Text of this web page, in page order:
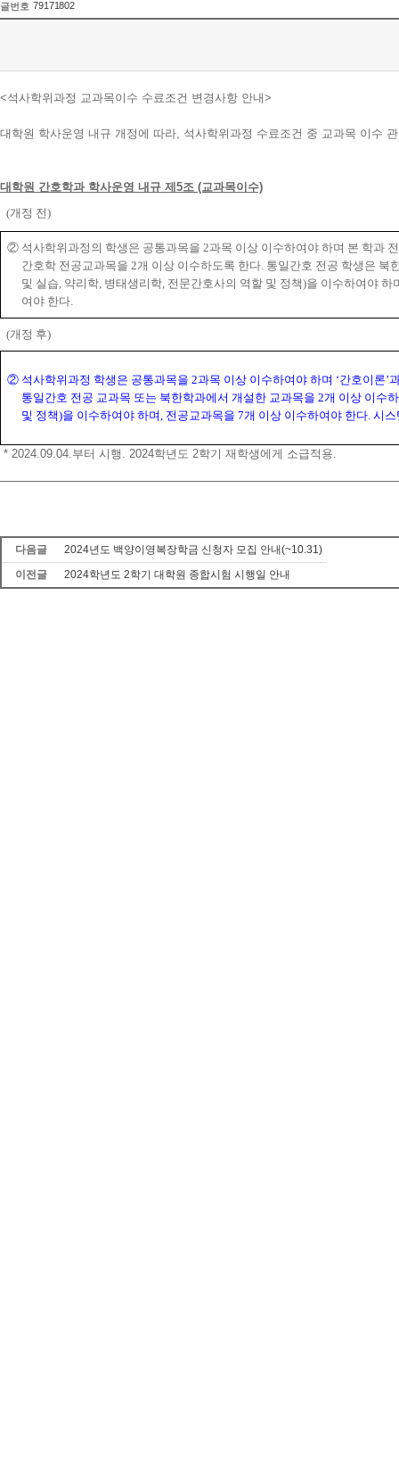
글번호 79171802
<석사학위과정 교과목이수 수료조건 변경사항 안내>
대학원 학사운영 내규 개정에 따라, 석사학위과정 수료조건 중 교과목 이수
대학원 간호학과 학사운영 내규 제5조 (교과목이수)
(개정 전)
② 석사학위과정의 학생은 공통과목을 2과목 이상 이수하여야 하며 본 학과
간호학 전공교과목을 2개 이상 이수하도록 한다. 통일간호 전공 학생은 북
및 실습, 약리학, 병태생리학, 전문간호사의 역할 및 정책)을 이수하여야 하
여야 한다.
(개정 후)
② 석사학위과정 학생은 공통과목을 2과목 이상 이수하여야 하며 ‘간호이론’
통일간호 전공 교과목 또는 북한학과에서 개설한 교과목을 2개 이상 이수
및 정책)을 이수하여야 하며, 전공교과목을 7개 이상 이수하여야 한다. 시스
* 2024.09.04.부터 시행. 2024학년도 2학기 재학생에게 소급적용.
다음글
2024년도 백양이영복장학금 신청자 모집 안내(~10.31)
이전글
2024학년도 2학기 대학원 종합시험 시행일 안내